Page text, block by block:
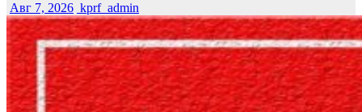
Авг 7, 2026 kprf_admin